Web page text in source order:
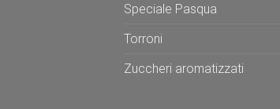
Speciale Pasqua
Torroni
Zuccheri aromatizzati